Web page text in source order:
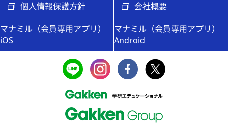
個人情報保護方針
会社概要
マナミル（会員専用アプリ）
iOS
マナミル（会員専用アプリ）
Android